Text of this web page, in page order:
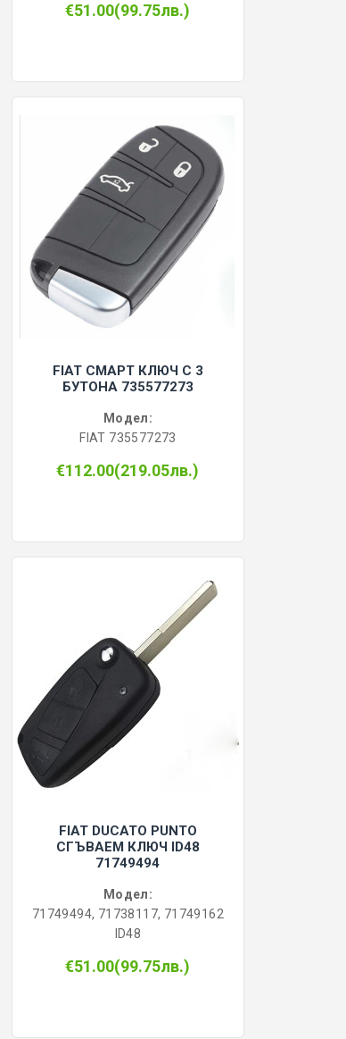
€51.00(99.75лв.)
FIAT СМАРТ КЛЮЧ С 3
БУТОНА 735577273
Модел:
FIAT 735577273
€112.00(219.05лв.)
FIAT DUCATO PUNTO
СГЪВАЕМ КЛЮЧ ID48
71749494
Модел:
71749494, 71738117, 71749162
ID48
€51.00(99.75лв.)